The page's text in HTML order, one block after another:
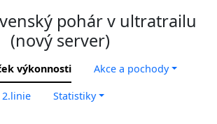
pohár v ultratrailu
(nový server)
výkonnosti Akce a pochody
2.linie Statistiky